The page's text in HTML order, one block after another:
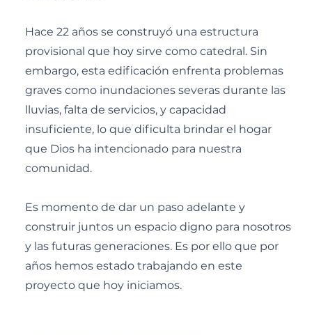
Hace 22 años se construyó una estructura
provisional que hoy sirve como catedral. Sin
embargo, esta edificación enfrenta problemas
graves como inundaciones severas durante las
lluvias, falta de servicios, y capacidad
insuficiente, lo que dificulta brindar el hogar
que Dios ha intencionado para nuestra
comunidad.
Es momento de dar un paso adelante y
construir juntos un espacio digno para nosotros
y las futuras generaciones. Es por ello que por
años hemos estado trabajando en este
proyecto que hoy iniciamos.